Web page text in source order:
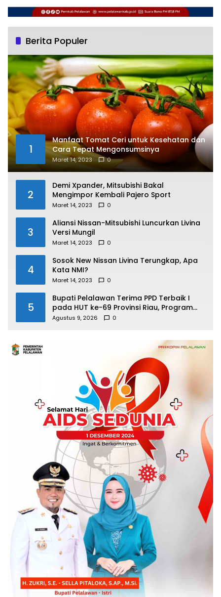
Berita Populer
1
Manfaat Tomat Ceri untuk Kesehatan dan
Cara Tepat Mengonsumsinya
Maret 14, 2023 0
2
Demi Xpander, Mitsubishi Bakal
Mengimpor Kembali Pajero Sport
Maret 14, 2023 0
3
Aliansi Nissan-Mitsubishi Luncurkan Livina
Versi Mungil
Maret 14, 2023 0
4
Sosok New Nissan Livina Terungkap, Apa
Kata NMI?
Maret 14, 2023 0
5
Bupati Pelalawan Terima PPD Terbaik I
pada HUT ke-69 Provinsi Riau, Program
Santunan Anak Yatim Jadi Sorotan
Agustus 9, 2026 0